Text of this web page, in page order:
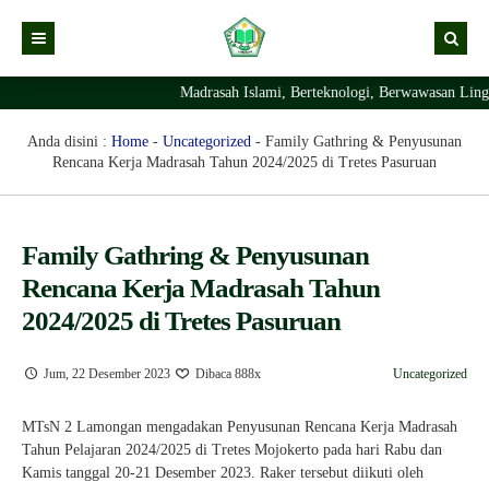
Kabar Madrasah
Profil Madrasah
Ekstrakurikuler Madrasah
KURIKULUM
Struktur Organisasi Madrasah
Madrasah Islami, Berteknologi, Berwawasan
Anda disini : Home - Uncategorized - Family Gathring & Penyusunan
Rencana Kerja Madrasah Tahun 2024/2025 di Tretes Pasuruan
Family Gathring & Penyusunan
Rencana Kerja Madrasah Tahun
2024/2025 di Tretes Pasuruan
Jum, 22 Desember 2023 Dibaca 888x Uncategorized
MTsN 2 Lamongan mengadakan Penyusunan Rencana Kerja Madrasah
Tahun Pelajaran 2024/2025 di Tretes Mojokerto pada hari Rabu dan
Kamis tanggal 20-21 Desember 2023. Raker tersebut diikuti oleh